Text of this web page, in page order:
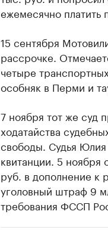
ежемесячно платить
15 сентября
рассрочке.
четыре
особняк в Перми и
7 ноября тот же суд
ходатайства
свободы. Судья
квитанции. 5
руб. в дополнение к
уголовный штраф 9
требования ФССП